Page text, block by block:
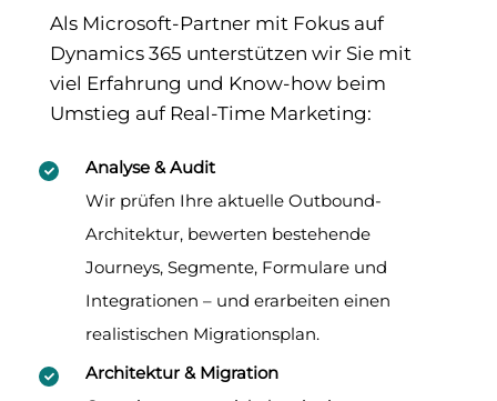
Als Microsoft-Partner mit Fokus auf
Dynamics 365 unterstützen wir Sie mit
viel Erfahrung und Know-how beim
Umstieg auf Real-Time Marketing:
Analyse & Audit
Wir prüfen Ihre aktuelle Outbound-
Architektur, bewerten bestehende
Journeys, Segmente, Formulare und
Integrationen – und erarbeiten einen
realistischen Migrationsplan.
Architektur & Migration